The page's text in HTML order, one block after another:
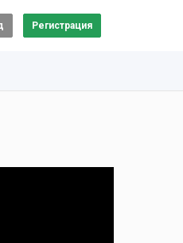
Регистрация